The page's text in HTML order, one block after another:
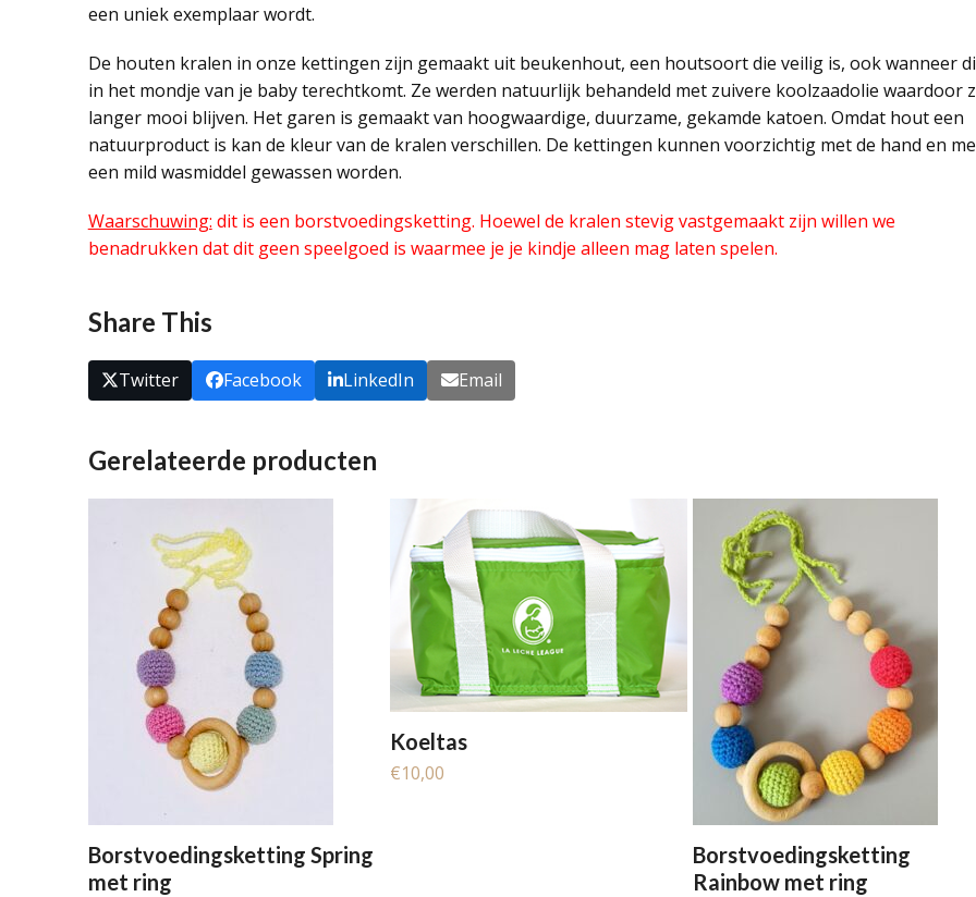
een uniek exemplaar wordt.
De houten kralen in onze kettingen zijn gemaakt uit beukenhout, een houtsoort die veilig is, ook wanneer
in het mondje van je baby terechtkomt. Ze werden natuurlijk behandeld met zuivere koolzaadolie waardoor
langer mooi blijven. Het garen is gemaakt van hoogwaardige, duurzame, gekamde katoen. Omdat hout een
natuurproduct is kan de kleur van de kralen verschillen. De kettingen kunnen voorzichtig met de hand en
een mild wasmiddel gewassen worden.
Waarschuwing: dit is een borstvoedingsketting. Hoewel de kralen stevig vastgemaakt zijn willen we
benadrukken dat dit geen speelgoed is waarmee je je kindje alleen mag laten spelen.
Share This
Twitter Facebook LinkedIn Email
Gerelateerde producten
Borstvoedingsketting Spring
met ring
Koeltas
€10,00
Borstvoedingsketting
Rainbow met ring